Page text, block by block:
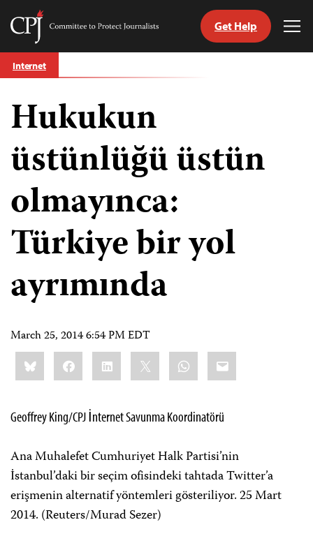
Skip
to
Committee
Journalists
Get Help
Internet
Hukukun
üstünlüğü üstün
olmayınca:
Türkiye bir yol
ayrımında
March 25, 2014 6:54 PM EDT
Share
this:BlueskyFacebookLinkedIn WhatsApp
Email
Geoffrey King/CPJ İnternet Savunma Koordinatörü
Ana Muhalefet Cumhuriyet Halk Partisi’nin
İstanbul’daki bir seçim ofisindeki tahtada Twitter’a
erişmenin alternatif yöntemleri gösteriliyor. 25 Mart
2014. (Reuters/Murad Sezer)